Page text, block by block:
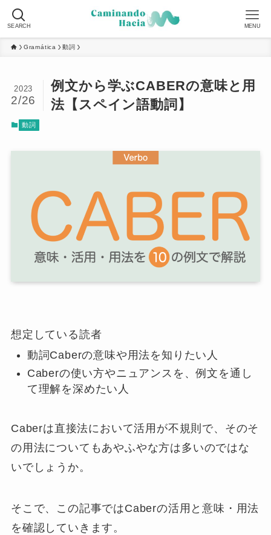
SEARCH MENU
Gramática 動詞
例文から学ぶCABERの意味と用
法【スペイン語動詞】
2023
2/26
動詞
想定している読者
動詞Caberの意味や用法を知りたい人
Caberの使い方やニュアンスを、例文を通し
て理解を深めたい人
Caberは直接法において活用が不規則で、そのそ
の用法についてもあやふやな方は多いのではな
いでしょうか。
そこで、この記事ではCaberの活用と意味・用法
を確認していきます。